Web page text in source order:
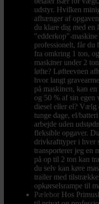
udstyr. Hvilken
afhænger af
du klare dig med en
"edderkop"-
professionelt, får du
fra omkring 1 ton,
maskiner under 2
løfte? Løfteevnen
hvor langt
på maskinen, kan
og 50 % af sin
diesel eller el? Vælg
tunge dage, el/
arbejde uden
fleksible opgaver.
drivkrafttyper i hver
transporterer jeg en
på op til 2 ton kan
du selv kan køre
trailer med
opkørselsrampe til
Pælebor Hos